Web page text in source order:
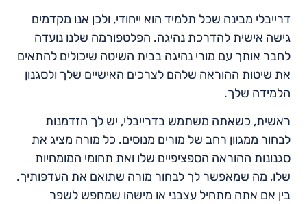
דרייבלי מבינה שכל תלמיד הוא ייחודי, ולכן אנו מקדמים
גישה אישית להדרכת נהיגה. הפלטפורמה שלנו נועדה
לחבר אותך עם מורי נהיגה בבית השיטה שיכולים להתאים
את שיטות ההוראה שלהם לצרכים האישיים שלך ולסגנון
הלמידה שלך.
ראשית, כשאתה משתמש בדרייבלי, יש לך הזדמנות
לבחור ממגוון רחב של מורים מנוסים. כל מורה מציג את
סגנונות ההוראה הספציפיים שלו ואת תחומי המומחיות
שלו, מה שמאפשר לך לבחור מורה שתואם את העדפותיך.
בין אם אתה מתחיל עצבני או מישהו שמחפש לשפר